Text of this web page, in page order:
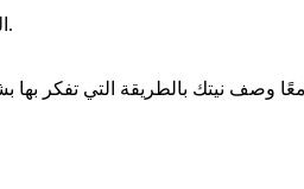
مطالبات مرئية: انقر فوق كائن داخل إطار فيديو - على سبيل المثال دراجة نارية أو مغني - ويستنتج SAM Audio الصوت المرتبط به في المزيج.
وصف نيتك بالطريقة التي تفكر